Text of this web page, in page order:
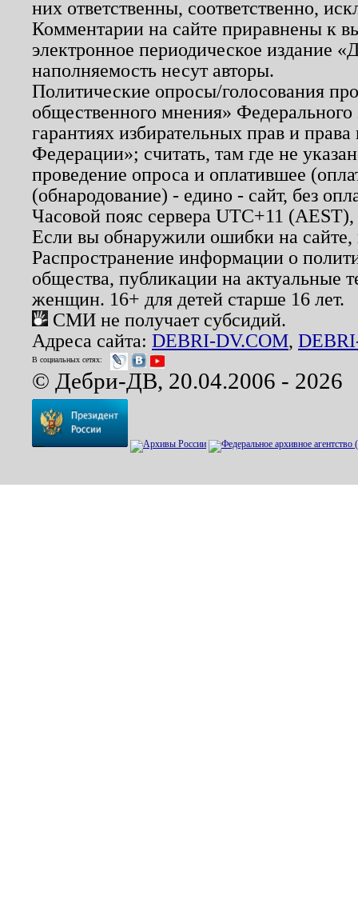
них ответственны, соответственно,
Комментарии на сайте приравнены к
электронное периодическое издание
наполняемость несут авторы.
Политические опросы/голосования
общественного мнения»
гарантиях избирательных прав и
Федерации»; считать, там где не
проведение опроса и оплатившее
(обнародование) - едино - сайт, без
Часовой пояс сервера UTC+11
Если вы обнаружили ошибки на
Распространение информации о
общества, публикации на актуальные
женщин. 16+ для детей старше 16 лет.
СМИ не получает субсидий.
Адреса сайта: DEBRI-DV.COM,
В социальных сетях:
© Дебри-ДВ, 20.04.2006 - 2026